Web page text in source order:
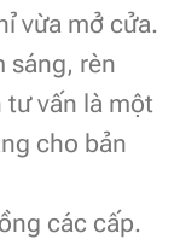
vừa mở cửa.
sáng, rèn
tư vấn là một
cho bản
các cấp.